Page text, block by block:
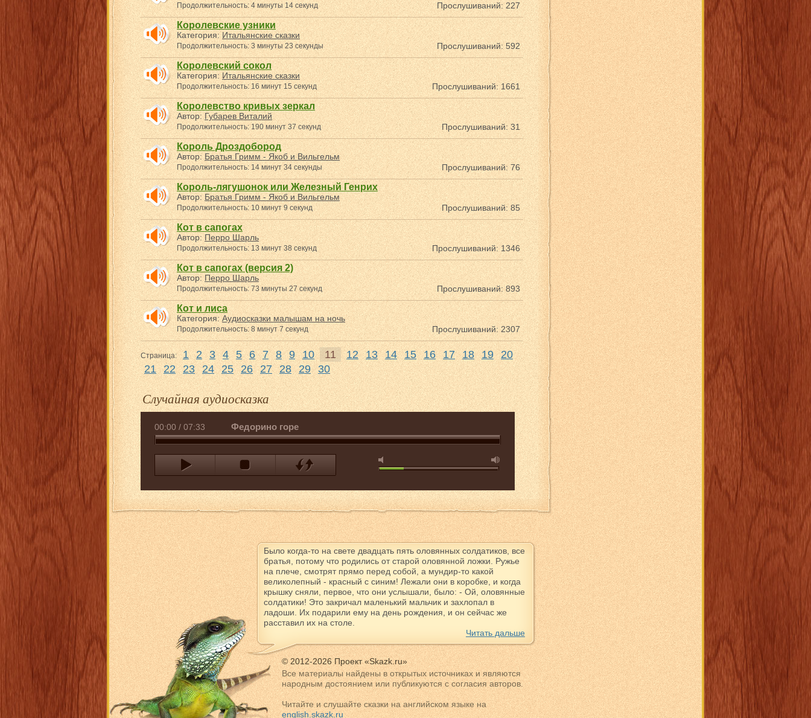
Прослушиваний: 227
Продолжительность: 4 минуты 14 секунд
Королевские узники
Категория:Итальянские сказки
Прослушиваний: 592
Продолжительность: 3 минуты 23 секунды
Королевский сокол
Категория:Итальянские сказки
Прослушиваний: 1661
Продолжительность: 16 минут 15 секунд
Королевство кривых зеркал
Автор:Губарев Виталий
Прослушиваний: 31
Продолжительность: 190 минут 37 секунд
Король Дроздобород
Автор:Братья Гримм - Якоб и Вильгельм
Прослушиваний: 76
Продолжительность: 14 минут 34 секунды
Король-лягушонок или Железный Генрих
Автор:Братья Гримм - Якоб и Вильгельм
Прослушиваний: 85
Продолжительность: 10 минут 9 секунд
Кот в сапогах
Автор:Перро Шарль
Прослушиваний: 1346
Продолжительность: 13 минут 38 секунд
Кот в сапогах (версия 2)
Автор:Перро Шарль
Прослушиваний: 893
Продолжительность: 73 минуты 27 секунд
Кот и лиса
Категория:Аудиосказки малышам на ночь
Прослушиваний: 2307
Продолжительность: 8 минут 7 секунд
Страница: 1 2 3 4 5 6 7 8 9 10 11 12 13 14 15 16 17 18 19 20
21 22 23 24 25 26 27 28 29 30
Случайная аудиосказка
00:00 / 07:33 Федорино горе
Было когда-то на свете двадцать пять оловянных солдатиков, все
братья, потому что родились от старой оловянной ложки. Ружье
на плече, смотрят прямо перед собой, а мундир-то какой
великолепный - красный с синим! Лежали они в коробке, и когда
крышку сняли, первое, что они услышали, было: - Ой, оловянные
солдатики! Это закричал маленький мальчик и захлопал в
ладоши. Их подарили ему на день рождения, и он сейчас же
расставил их на столе.
Читать дальше
© 2012-2026 Проект «Skazk.ru»
Все материалы найдены в открытых источниках и являются
народным достоянием или публикуются с согласия авторов.
Читайте и слушайте сказки на английском языке на
english.skazk.ru